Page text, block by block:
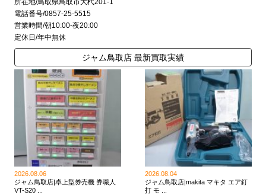
所在地/鳥取県鳥取市大杙201-1
電話番号/0857-25-5515
営業時間/朝10:00-夜20:00
定休日/年中無休
ジャム鳥取店 最新買取実績
2026.08.06
ジャム鳥取店|卓上型券売機 券職人
VT-S20 ...
2026.08.04
ジャム鳥取店|makita マキタ エア釘
打 モ ...